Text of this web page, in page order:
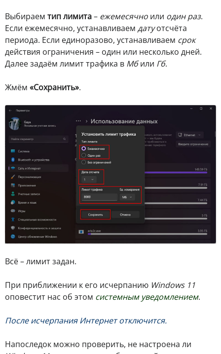
Выбираем тип лимита– ежемесячно или один раз.
Если ежемесячно, устанавливаем датуотсчёта
периода. Если единоразово, устанавливаем срок
действия ограничения – один или несколько дней.
Далее задаём лимит трафика в Мбили Гб.
Жмём «Сохранить».
Всё – лимит задан.
При приближении к его исчерпанию Windows 11
оповестит нас об этом системным уведомлением.
После исчерпания Интернет отключится.
Напоследок можно проверить, не настроена ли